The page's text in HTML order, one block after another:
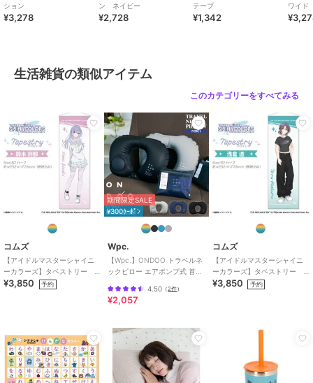
ション
¥3,278
ン ネイビー
¥2,728
テープ
¥1,342
ワイ
生活雑貨の類似アイテム
このカテゴリーをすべてみる
コムズ
【アイドルマスターシャイニ
ーカラーズ】タペストリー
鈴木羽那
¥3,850 予約
期間限定SALE
¥300ｸｰﾎﾟﾝ
Wpc.
【Wpc.】ONDOO トラベルネ
ックピロー エアポンプ式 首枕
4.50 （2件）
¥2,057
コムズ
【アイドルマスターシャイニ
ーカラーズ】タペストリー
浅倉透
¥3,850 予約